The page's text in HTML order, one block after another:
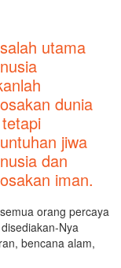
utama
dunia
jiwa
dan
iman.
orang percaya
Nya
bencana alam,